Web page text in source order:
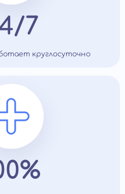
7
круглосуточно